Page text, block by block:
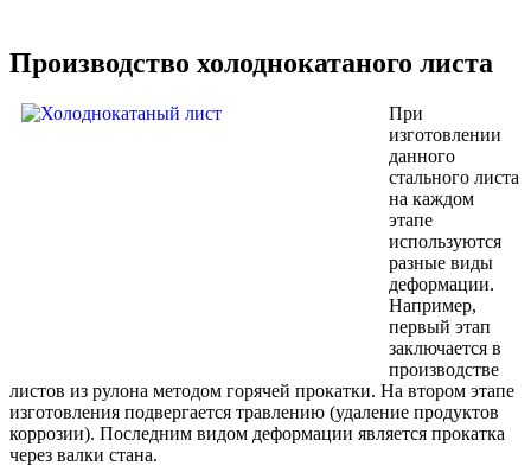
Производство холоднокатаного листа
При
изготовлении
данного
стального листа
на каждом
этапе
используются
разные виды
деформации.
Например,
первый этап
заключается в
производстве
листов из рулона методом горячей прокатки. На втором этапе
изготовления подвергается травлению (удаление продуктов
коррозии). Последним видом деформации является прокатка
через валки стана.